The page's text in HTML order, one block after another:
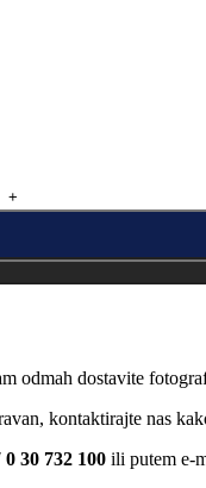
odmah dostavite
kontaktirajte nas
0 30 732 100 ili putem e-